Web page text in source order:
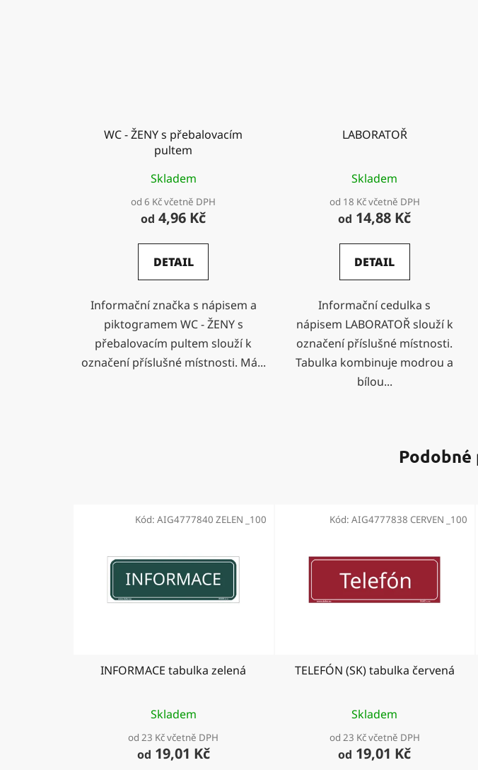
WC - ŽENY s přebalovacím
pultem
Skladem
od 6 Kč včetně DPH
od 4,96 Kč
DETAIL
Informační značka s nápisem a
piktogramem WC - ŽENY s
přebalovacím pultem slouží k
označení příslušné místnosti. Má...
LABORATOŘ
Skladem
od 18 Kč včetně DPH
od 14,88 Kč
DETAIL
Informační cedulka s
nápisem LABORATOŘ slouží k
označení příslušné místnosti.
Tabulka kombinuje modrou a
bílou...
INFORMACE tabulka zelená
Skladem
od 23 Kč včetně DPH
od 19,01 Kč
Kód: AIG4777840 ZELEN _100
TELEFÓN (SK) tabulka červená
Skladem
od 23 Kč včetně DPH
od 19,01 Kč
Kód: AIG4777838 CERVEN _100